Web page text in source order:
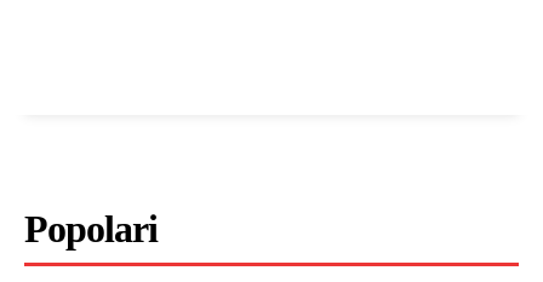
Popolari